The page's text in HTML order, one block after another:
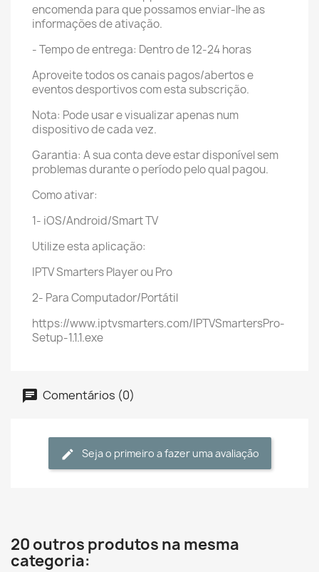
encomenda para que possamos enviar-lhe as
informações de ativação.
- Tempo de entrega: Dentro de 12-24 horas
Aproveite todos os canais pagos/abertos e
eventos desportivos com esta subscrição.
Nota: Pode usar e visualizar apenas num
dispositivo de cada vez.
Garantia: A sua conta deve estar disponível sem
problemas durante o período pelo qual pagou.
Como ativar:
1- iOS/Android/Smart TV
Utilize esta aplicação:
IPTV Smarters Player ou Pro
2- Para Computador/Portátil
https://www.iptvsmarters.com/IPTVSmartersPro-
Setup-1.1.1.exe
Comentários (0)
Seja o primeiro a fazer uma avaliação
20 outros produtos na mesma
categoria: